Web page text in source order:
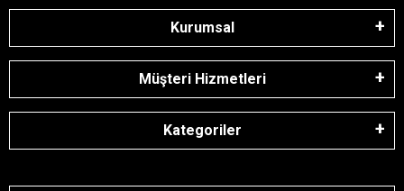
Kurumsal
Müşteri Hizmetleri
Kategoriler